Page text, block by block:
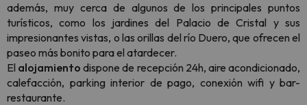
además, muy cerca de algunos de los principales puntos
turísticos, como los jardines del Palacio de Cristal y sus
impresionantes vistas, o las orillas del río Duero, que ofrecen el
paseo más bonito para el atardecer.
El alojamientodispone de recepción 24h, aire acondicionado,
calefacción, parking interior de pago, conexión wifi y bar-
restaurante.